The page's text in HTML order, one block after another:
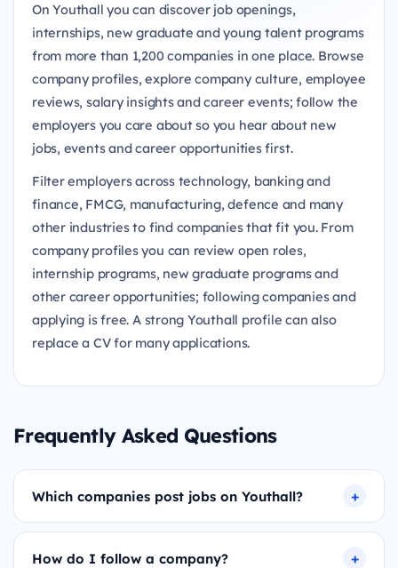
On Youthall you can discover job openings,
internships, new graduate and young talent programs
from more than 1,200 companies in one place. Browse
company profiles, explore company culture, employee
reviews, salary insights and career events; follow the
employers you care about so you hear about new
jobs, events and career opportunities first.
Filter employers across technology, banking and
finance, FMCG, manufacturing, defence and many
other industries to find companies that fit you. From
company profiles you can review open roles,
internship programs, new graduate programs and
other career opportunities; following companies and
applying is free. A strong Youthall profile can also
replace a CV for many applications.
Frequently Asked Questions
Which companies post jobs on Youthall?
How do I follow a company?